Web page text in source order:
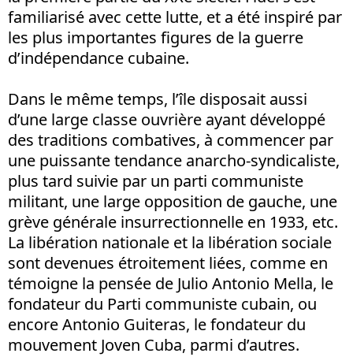
familiarisé avec cette lutte, et a été inspiré par
les plus importantes figures de la guerre
d’indépendance cubaine.
Dans le même temps, l’île disposait aussi
d’une large classe ouvrière ayant développé
des traditions combatives, à commencer par
une puissante tendance anarcho-syndicaliste,
plus tard suivie par un parti communiste
militant, une large opposition de gauche, une
grève générale insurrectionnelle en 1933, etc.
La libération nationale et la libération sociale
sont devenues étroitement liées, comme en
témoigne la pensée de Julio Antonio Mella, le
fondateur du Parti communiste cubain, ou
encore Antonio Guiteras, le fondateur du
mouvement Joven Cuba, parmi d’autres.